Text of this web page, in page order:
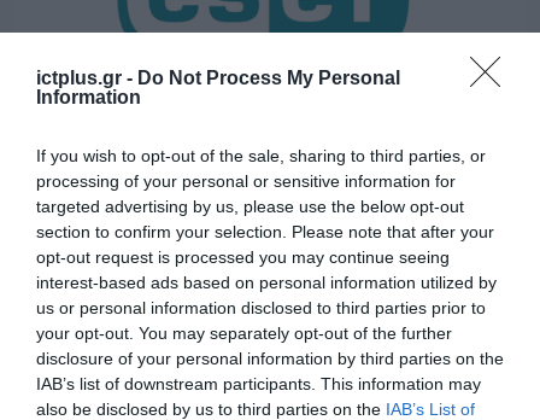
ictplus.gr - Do Not Process My Personal
Information
If you wish to opt-out of the sale, sharing to third parties, or
processing of your personal or sensitive information for
targeted advertising by us, please use the below opt-out
section to confirm your selection. Please note that after your
opt-out request is processed you may continue seeing
interest-based ads based on personal information utilized by
us or personal information disclosed to third parties prior to
your opt-out. You may separately opt-out of the further
disclosure of your personal information by third parties on the
IAB’s list of downstream participants. This information may
also be disclosed by us to third parties on the IAB’s List of
ΣΤΡΑΤΗΓΙΚΗ ΣΥΝΕΡΓΑΣΙΑ
ESET και ο Όμιλος EVC ξεκινούν
στρατηγική συνεργασία για την ενίσχυση
της ανθεκτικότητας της Ευρώπης στους
τομείς κυβερνοασφάλειας και ενέργειας
30.07.2026